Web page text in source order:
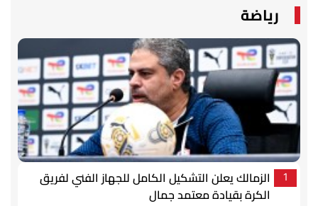
رياضة
1
الزمالك يعلن التشكيل الكامل للجهاز الفني لفريق
الكرة بقيادة معتمد جمال